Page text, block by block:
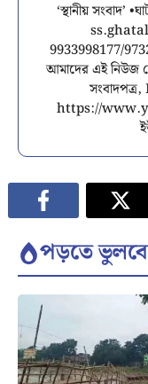
‘স্থানীয় সংবাদ’
9933998177/
আমাদের এই নিউজ
https://
পড়তে